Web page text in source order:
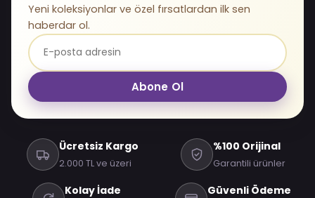
Yeni koleksiyonlar ve özel fırsatlardan ilk sen
haberdar ol.
Abone Ol
Ücretsiz Kargo
2.000 TL ve üzeri
%100 Orijinal
Garantili ürünler
Kolay İade Güvenli Ödeme